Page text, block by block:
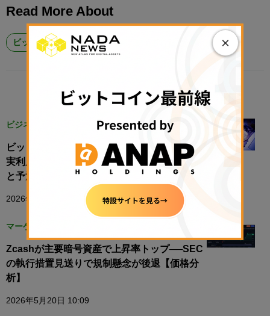
Read More About
ビットコイン #BTC 楽天ウォレット
RELATED POSTS
ビジネス
ビットコイン担保ローン、88%が利用検討も
実利用は14%──市場規模は最大1兆ドル規模
と予測
2026年5月19日 23:00
マーケット
Zcashが主要暗号資産で上昇率トップ──SEC
の執行措置見送りで規制懸念が後退【価格分
析】
2026年5月20日 10:09
×